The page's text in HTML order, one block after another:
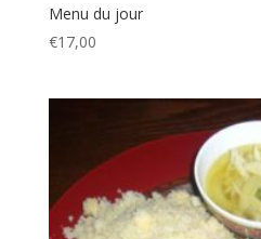
Menu du jour
€17,00